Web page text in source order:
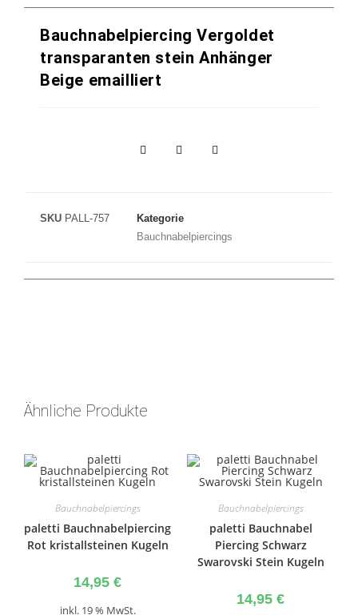
Bauchnabelpiercing Vergoldet
transparanten stein Anhänger
Beige emailliert
SKU PALL-757
Kategorie
Bauchnabelpiercings
Ähnliche Produkte
Bauchnabelpiercings
paletti Bauchnabelpiercing
Rot kristallsteinen Kugeln
14,95 €
inkl. 19 % MwSt.
Bauchnabelpiercings
paletti Bauchnabel
Piercing Schwarz
Swarovski Stein Kugeln
14,95 €